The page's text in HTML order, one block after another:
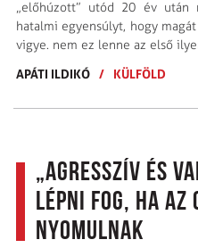
„előhúzott” utód 20 év után
hatalmi egyensúlyt, hogy
vigye. nem ez lenne az első
APÁTI ILDIKÓ / KÜLFÖLD
„Agresszív és
lépni fog, ha az
nyomulnak